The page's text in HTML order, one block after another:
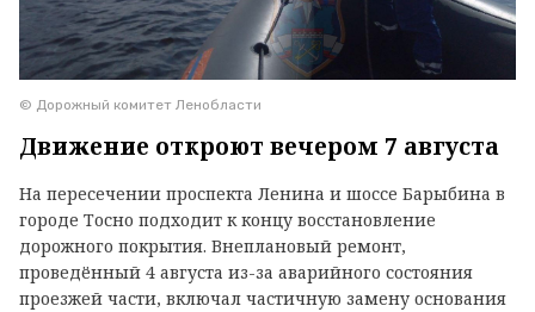
© Дорожный комитет Ленобласти
Движение откроют вечером 7 августа
На пересечении проспекта Ленина и шоссе Барыбина в
городе Тосно подходит к концу восстановление
дорожного покрытия. Внеплановый ремонт,
проведённый 4 августа из-за аварийного состояния
проезжей части, включал частичную замену основания